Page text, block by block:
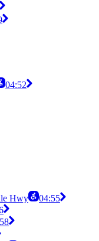
04:52
Hwy
04:55